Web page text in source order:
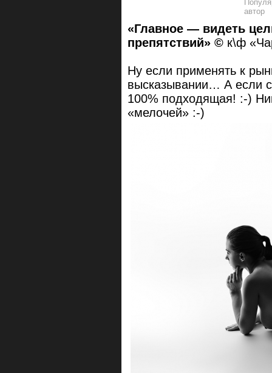
«Главное — видеть
препятствий» © к\ф
Ну если применять к
высказывании… А если
100% подходящая! :-)
«мелочей» :-)